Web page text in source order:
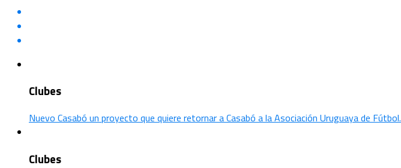
Clubes
Nuevo Casabó un proyecto que quiere retornar a Casabó a la Asociación Uruguaya de Fútbol.
Clubes